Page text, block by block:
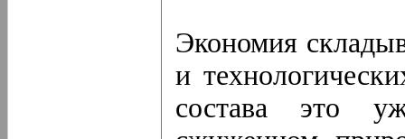
Экономия
и
состава это